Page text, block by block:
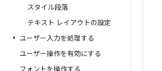
スタイル段落
テキスト レイアウトの設定
ユーザー入力を処理する
ユーザー操作を有効にする
フォントを操作する